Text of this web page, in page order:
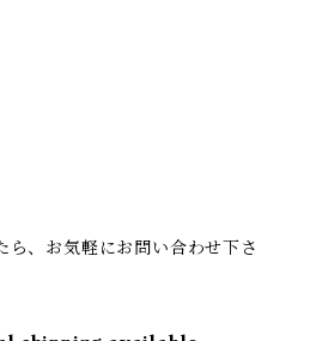
ら、お気軽にお問い合わせ下さ